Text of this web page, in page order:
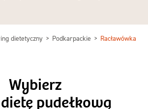
dietetyczny Podkarpackie Racławówka
Wybierz
pudełkową